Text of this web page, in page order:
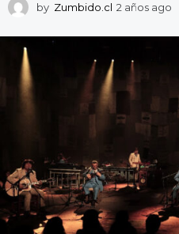
by Zumbido.cl 2 años ago
ñ
g
o